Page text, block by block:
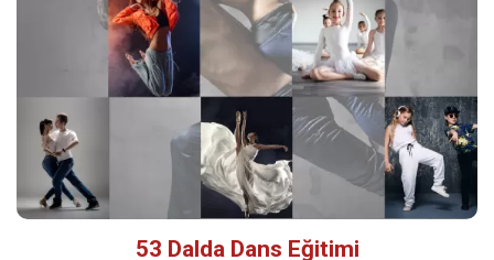
53 Dalda Dans Eğitimi